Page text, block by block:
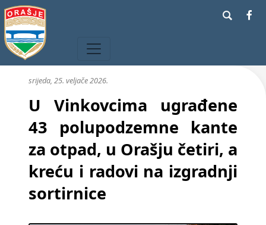
srijeda, 25. veljače 2026.
U Vinkovcima ugrađene
43 polupodzemne kante
za otpad, u Orašju četiri, a
kreću i radovi na izgradnji
sortirnice